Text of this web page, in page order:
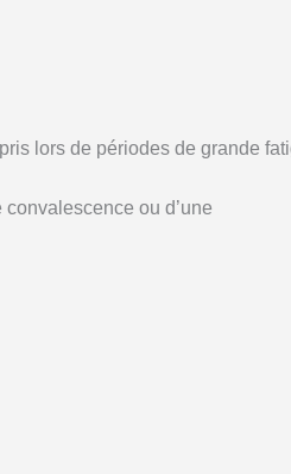
lors de périodes de grande
ou d’une